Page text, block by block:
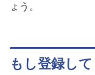
ょう。
もし登録し